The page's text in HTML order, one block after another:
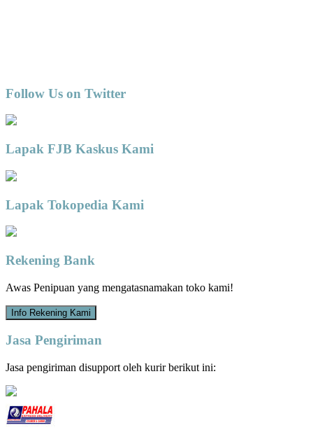
Follow Us on Twitter
Lapak FJB Kaskus Kami
Lapak Tokopedia Kami
Rekening Bank
Awas Penipuan yang mengatasnamakan toko kami!
Info Rekening Kami
Jasa Pengiriman
Jasa pengiriman disupport oleh kurir berikut ini: